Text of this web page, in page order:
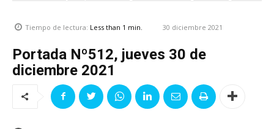
Tiempo de lectura: Less than 1 min. 30 diciembre 2021
Portada Nº512, jueves 30 de
diciembre 2021